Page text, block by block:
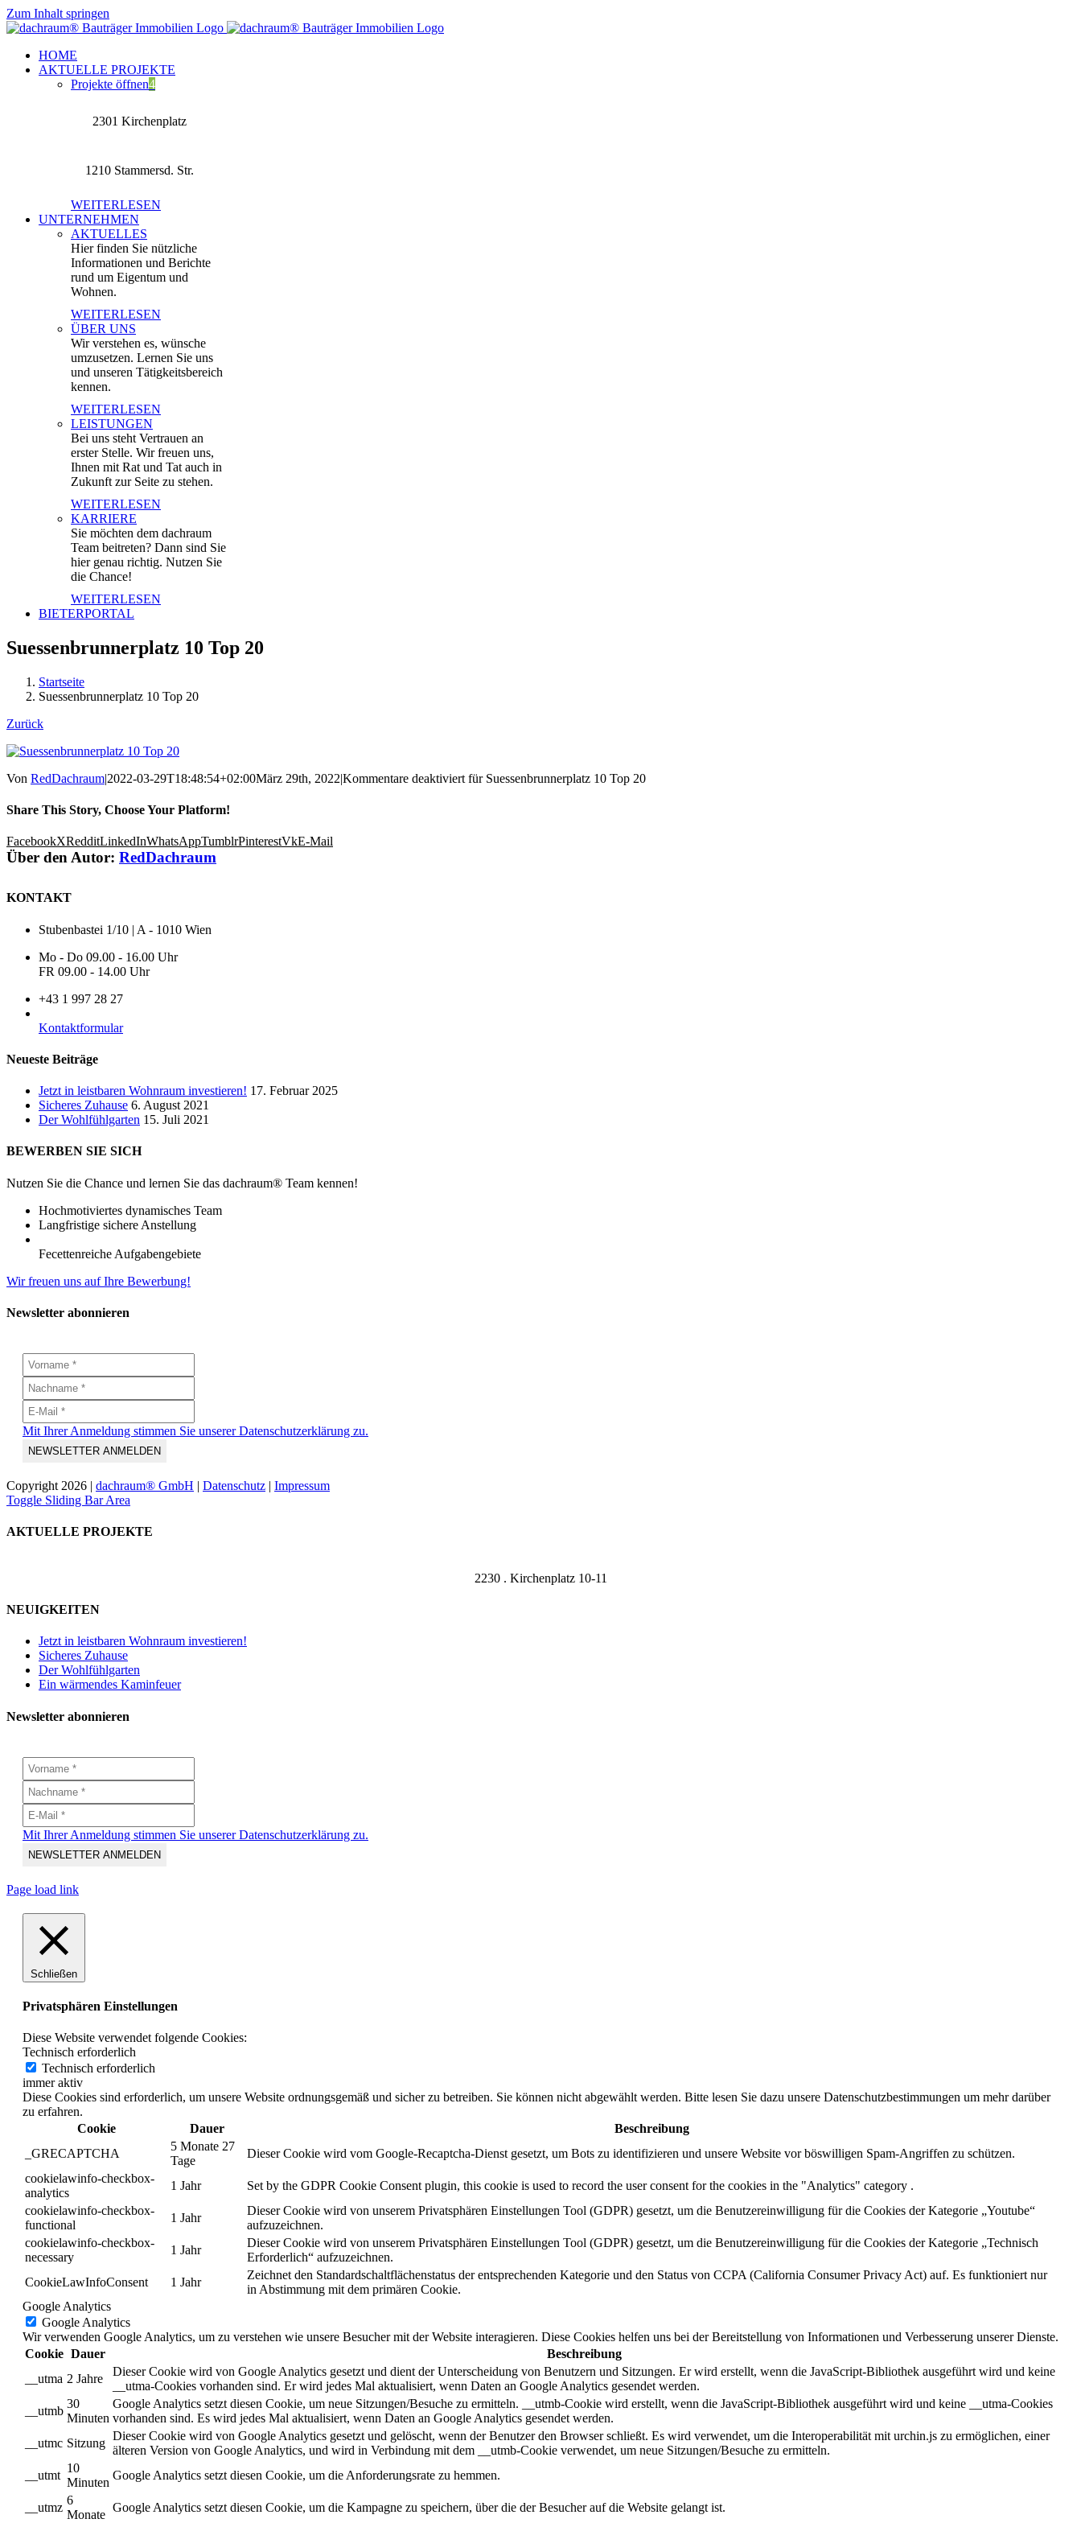
Zum Inhalt springen
HOME
AKTUELLE PROJEKTE
Projekte öffnen4
2301 Kirchenplatz
1210 Stammersd. Str.
WEITERLESEN
UNTERNEHMEN
AKTUELLES
Hier finden Sie nützliche
Informationen und Berichte
rund um Eigentum und
Wohnen.
WEITERLESEN
ÜBER UNS
Wir verstehen es, wünsche
umzusetzen. Lernen Sie uns
und unseren Tätigkeitsbereich
kennen.
WEITERLESEN
LEISTUNGEN
Bei uns steht Vertrauen an
erster Stelle. Wir freuen uns,
Ihnen mit Rat und Tat auch in
Zukunft zur Seite zu stehen.
WEITERLESEN
KARRIERE
Sie möchten dem dachraum
Team beitreten? Dann sind Sie
hier genau richtig. Nutzen Sie
die Chance!
WEITERLESEN
BIETERPORTAL
Suessenbrunnerplatz 10 Top 20
Startseite
Suessenbrunnerplatz 10 Top 20
Zurück
Von RedDachraum|2022-03-29T18:48:54+02:00März 29th, 2022|Kommentare deaktiviert für Suessenbrunnerplatz 10 Top 20
Share This Story, Choose Your Platform!
FacebookXRedditLinkedInWhatsAppTumblrPinterestVkE-Mail
Über den Autor: RedDachraum
KONTAKT
Stubenbastei 1/10 | A - 1010 Wien
Mo - Do 09.00 - 16.00 Uhr
FR 09.00 - 14.00 Uhr
+43 1 997 28 27
Kontaktformular
Neueste Beiträge
Jetzt in leistbaren Wohnraum investieren! 17. Februar 2025
Sicheres Zuhause 6. August 2021
Der Wohlfühlgarten 15. Juli 2021
BEWERBEN SIE SICH
Nutzen Sie die Chance und lernen Sie das dachraum® Team kennen!
Hochmotiviertes dynamisches Team
Langfristige sichere Anstellung
Fecettenreiche Aufgabengebiete
Wir freuen uns auf Ihre Bewerbung!
Newsletter abonnieren
Mit Ihrer Anmeldung stimmen Sie unserer Datenschutzerklärung zu.
Copyright 2026 | dachraum® GmbH | Datenschutz | Impressum
Toggle Sliding Bar Area
AKTUELLE PROJEKTE
2230 . Kirchenplatz 10-11
NEUIGKEITEN
Jetzt in leistbaren Wohnraum investieren!
Sicheres Zuhause
Der Wohlfühlgarten
Ein wärmendes Kaminfeuer
Newsletter abonnieren
Mit Ihrer Anmeldung stimmen Sie unserer Datenschutzerklärung zu.
Page load link
Schließen
Privatsphären Einstellungen
Diese Website verwendet folgende Cookies:
Technisch erforderlich
Technisch erforderlich
immer aktiv
Diese Cookies sind erforderlich, um unsere Website ordnungsgemäß und sicher zu betreiben. Sie können nicht abgewählt werden. Bitte lesen Sie dazu unsere Datenschutzbestimmungen um mehr darüber
zu erfahren.
Cookie
Dauer
Beschreibung
_GRECAPTCHA
5 Monate 27
Tage
Dieser Cookie wird vom Google-Recaptcha-Dienst gesetzt, um Bots zu identifizieren und unsere Website vor böswilligen Spam-Angriffen zu schützen.
cookielawinfo-checkbox-
analytics
1 Jahr
Set by the GDPR Cookie Consent plugin, this cookie is used to record the user consent for the cookies in the "Analytics" category .
cookielawinfo-checkbox-
functional
1 Jahr
Dieser Cookie wird von unserem Privatsphären Einstellungen Tool (GDPR) gesetzt, um die Benutzereinwilligung für die Cookies der Kategorie „Youtube“
aufzuzeichnen.
cookielawinfo-checkbox-
necessary
1 Jahr
Dieser Cookie wird von unserem Privatsphären Einstellungen Tool (GDPR) gesetzt, um die Benutzereinwilligung für die Cookies der Kategorie „Technisch
Erforderlich“ aufzuzeichnen.
CookieLawInfoConsent
1 Jahr
Zeichnet den Standardschaltflächenstatus der entsprechenden Kategorie und den Status von CCPA (California Consumer Privacy Act) auf. Es funktioniert nur
in Abstimmung mit dem primären Cookie.
Google Analytics
Google Analytics
Wir verwenden Google Analytics, um zu verstehen wie unsere Besucher mit der Website interagieren. Diese Cookies helfen uns bei der Bereitstellung von Informationen und Verbesserung unserer Dienste.
Cookie Dauer
Beschreibung
__utma 2 Jahre
Dieser Cookie wird von Google Analytics gesetzt und dient der Unterscheidung von Benutzern und Sitzungen. Er wird erstellt, wenn die JavaScript-Bibliothek ausgeführt wird und keine
__utma-Cookies vorhanden sind. Er wird jedes Mal aktualisiert, wenn Daten an Google Analytics gesendet werden.
__utmb
30
Minuten
Google Analytics setzt diesen Cookie, um neue Sitzungen/Besuche zu ermitteln. __utmb-Cookie wird erstellt, wenn die JavaScript-Bibliothek ausgeführt wird und keine __utma-Cookies
vorhanden sind. Es wird jedes Mal aktualisiert, wenn Daten an Google Analytics gesendet werden.
__utmc Sitzung
Dieser Cookie wird von Google Analytics gesetzt und gelöscht, wenn der Benutzer den Browser schließt. Es wird verwendet, um die Interoperabilität mit urchin.js zu ermöglichen, einer
älteren Version von Google Analytics, und wird in Verbindung mit dem __utmb-Cookie verwendet, um neue Sitzungen/Besuche zu ermitteln.
__utmt
10
Minuten
Google Analytics setzt diesen Cookie, um die Anforderungsrate zu hemmen.
__utmz
6
Monate
Google Analytics setzt diesen Cookie, um die Kampagne zu speichern, über die der Besucher auf die Website gelangt ist.